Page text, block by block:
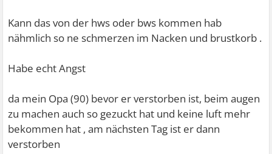
Kann das von der hws oder bws kommen hab
nähmlich so ne schmerzen im Nacken und brustkorb .
Habe echt Angst
da mein Opa (90) bevor er verstorben ist, beim augen
zu machen auch so gezuckt hat und keine luft mehr
bekommen hat , am nächsten Tag ist er dann
verstorben